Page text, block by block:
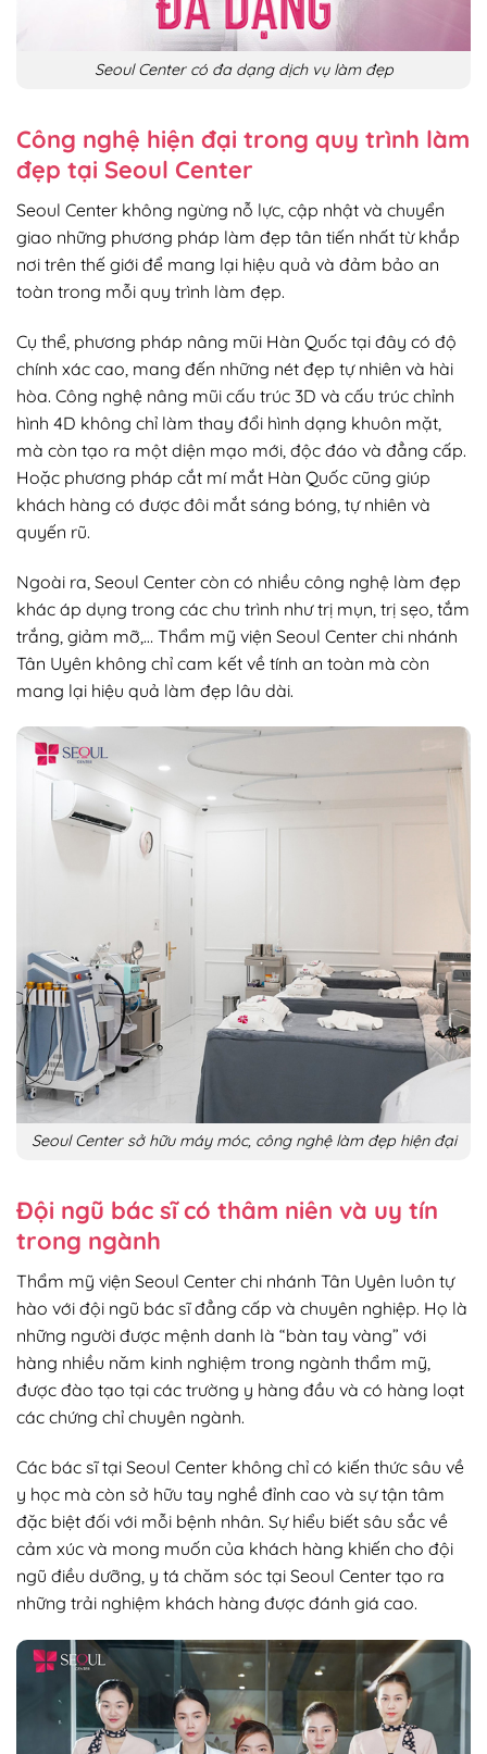
Seoul Center có đa dạng dịch vụ làm đẹp
Công nghệ hiện đại trong quy trình làm
đẹp tại Seoul Center
Seoul Center không ngừng nỗ lực, cập nhật và chuyển
giao những phương pháp làm đẹp tân tiến nhất từ khắp
nơi trên thế giới để mang lại hiệu quả và đảm bảo an
toàn trong mỗi quy trình làm đẹp.
Cụ thể, phương pháp nâng mũi Hàn Quốc tại đây có độ
chính xác cao, mang đến những nét đẹp tự nhiên và hài
hòa. Công nghệ nâng mũi cấu trúc 3D và cấu trúc chỉnh
hình 4D không chỉ làm thay đổi hình dạng khuôn mặt,
mà còn tạo ra một diện mạo mới, độc đáo và đẳng cấp.
Hoặc phương pháp cắt mí mắt Hàn Quốc cũng giúp
khách hàng có được đôi mắt sáng bóng, tự nhiên và
quyến rũ.
Ngoài ra, Seoul Center còn có nhiều công nghệ làm đẹp
khác áp dụng trong các chu trình như trị mụn, trị sẹo, tắm
trắng, giảm mỡ,… Thẩm mỹ viện Seoul Center chi nhánh
Tân Uyên không chỉ cam kết về tính an toàn mà còn
mang lại hiệu quả làm đẹp lâu dài.
Seoul Center sở hữu máy móc, công nghệ làm đẹp hiện đại
Đội ngũ bác sĩ có thâm niên và uy tín
trong ngành
Thẩm mỹ viện Seoul Center chi nhánh Tân Uyên luôn tự
hào với đội ngũ bác sĩ đẳng cấp và chuyên nghiệp. Họ là
những người được mệnh danh là “bàn tay vàng” với
hàng nhiều năm kinh nghiệm trong ngành thẩm mỹ,
được đào tạo tại các trường y hàng đầu và có hàng loạt
các chứng chỉ chuyên ngành.
Các bác sĩ tại Seoul Center không chỉ có kiến thức sâu về
y học mà còn sở hữu tay nghề đỉnh cao và sự tận tâm
đặc biệt đối với mỗi bệnh nhân. Sự hiểu biết sâu sắc về
cảm xúc và mong muốn của khách hàng khiến cho đội
ngũ điều dưỡng, y tá chăm sóc tại Seoul Center tạo ra
những trải nghiệm khách hàng được đánh giá cao.